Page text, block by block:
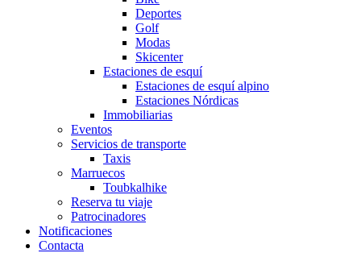
Deportes
Golf
Modas
Skicenter
Estaciones de esquí
Estaciones de esquí alpino
Estaciones Nórdicas
Immobiliarias
Eventos
Servicios de transporte
Taxis
Marruecos
Toubkalhike
Reserva tu viaje
Patrocinadores
Notificaciones
Contacta